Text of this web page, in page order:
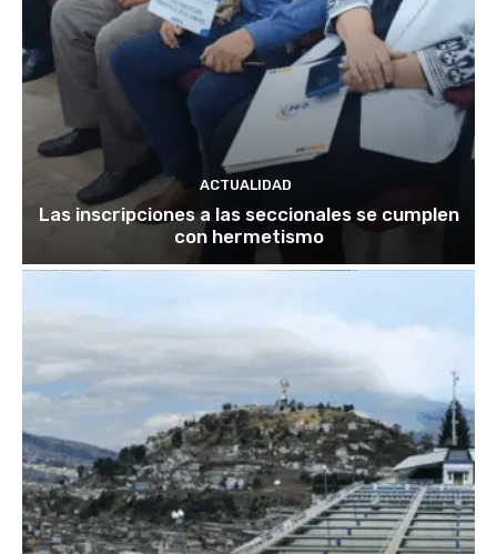
ACTUALIDAD
Las inscripciones a las seccionales se cumplen
con hermetismo